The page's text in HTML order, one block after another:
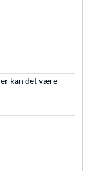
kan det være